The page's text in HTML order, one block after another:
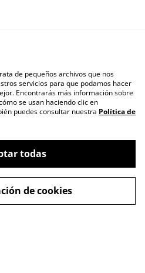
Política de Privacidad
Términos y
de pequeños archivos que nos
servicios para que podamos hacer
Encontrarás más información sobre
se usan haciendo clic en
puedes consultar nuestra Política de
todas
de cookies